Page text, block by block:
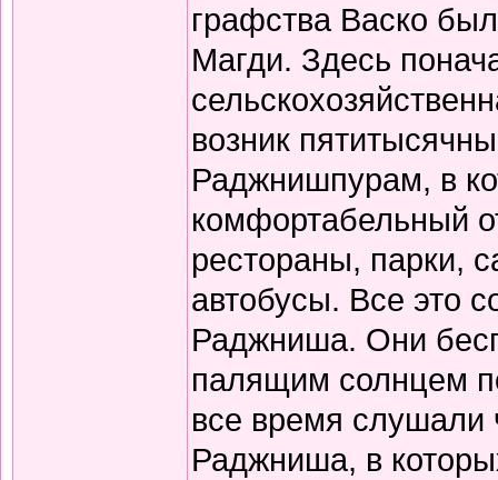
графства Васко
Магди. Здесь
возник
Раджнишпурам, в
комфортабельный
рестораны, парки,
автобусы. Все это
Раджниша. Они
палящим солнцем
все время слушали
Раджниша, в